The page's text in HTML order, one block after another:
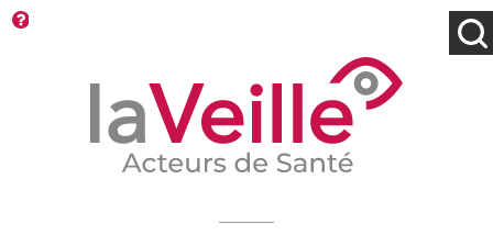
Rendez-vous des 7
prochains jours
Type d'information
Rendez-vous